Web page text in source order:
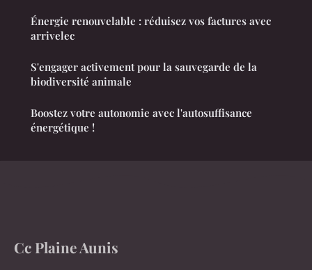
Énergie renouvelable : réduisez vos factures avec
arrivelec
S'engager activement pour la sauvegarde de la
biodiversité animale
Boostez votre autonomie avec l'autosuffisance
énergétique !
Cc Plaine Aunis